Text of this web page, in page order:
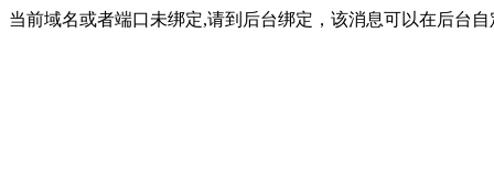
当前域名或者端口未绑定,请到后台绑定，该消息可以在后台自